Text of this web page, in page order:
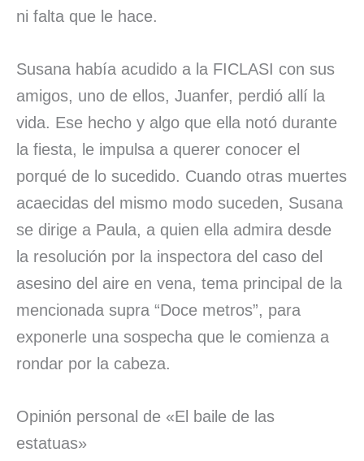
ni falta que le hace.
Susana había acudido a la FICLASI con sus
amigos, uno de ellos, Juanfer, perdió allí la
vida. Ese hecho y algo que ella notó durante
la fiesta, le impulsa a querer conocer el
porqué de lo sucedido. Cuando otras muertes
acaecidas del mismo modo suceden, Susana
se dirige a Paula, a quien ella admira desde
la resolución por la inspectora del caso del
asesino del aire en vena, tema principal de la
mencionada supra “Doce metros”, para
exponerle una sospecha que le comienza a
rondar por la cabeza.
Opinión personal de «El baile de las
estatuas»